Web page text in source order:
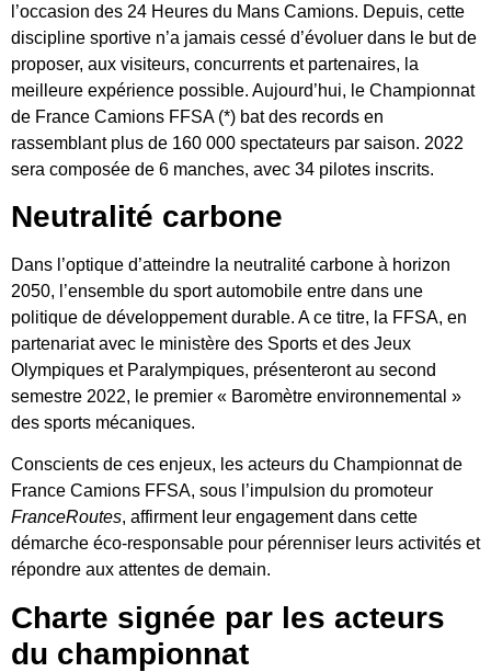
l’occasion des 24 Heures du Mans Camions. Depuis, cette
discipline sportive n’a jamais cessé d’évoluer dans le but de
proposer, aux visiteurs, concurrents et partenaires, la
meilleure expérience possible. Aujourd’hui, le Championnat
de France Camions FFSA (*) bat des records en
rassemblant plus de 160 000 spectateurs par saison. 2022
sera composée de 6 manches, avec 34 pilotes inscrits.
Neutralité carbone
Dans l’optique d’atteindre la neutralité carbone à horizon
2050, l’ensemble du sport automobile entre dans une
politique de développement durable. A ce titre, la FFSA, en
partenariat avec le ministère des Sports et des Jeux
Olympiques et Paralympiques, présenteront au second
semestre 2022, le premier « Baromètre environnemental »
des sports mécaniques.
Conscients de ces enjeux, les acteurs du Championnat de
France Camions FFSA, sous l’impulsion du promoteur
FranceRoutes, affirment leur engagement dans cette
démarche éco-responsable pour pérenniser leurs activités et
répondre aux attentes de demain.
Charte signée par les acteurs
du championnat